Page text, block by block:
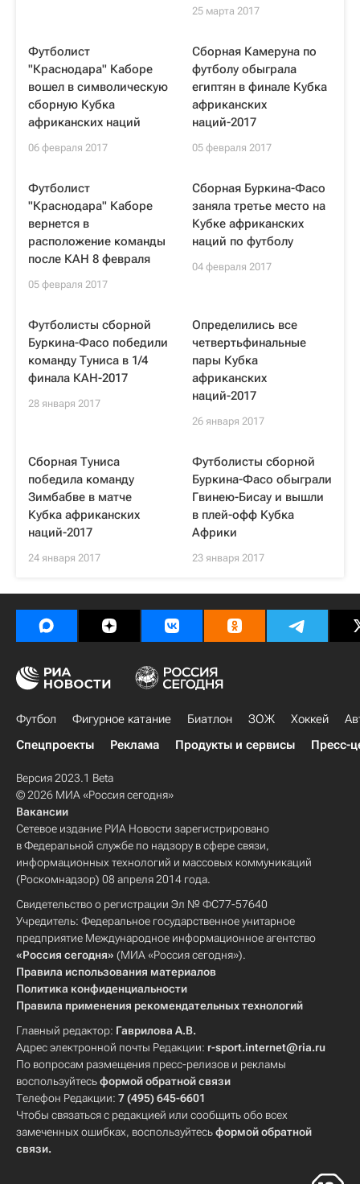
25 марта 2017
Футболист
"Краснодара" Каборе
вошел в символическую
сборную Кубка
африканских наций
06 февраля 2017
Сборная Камеруна по
футболу обыграла
египтян в финале Кубка
африканских
наций-2017
05 февраля 2017
Футболист
"Краснодара" Каборе
вернется в
расположение команды
после КАН 8 февраля
05 февраля 2017
Сборная Буркина-Фасо
заняла третье место на
Кубке африканских
наций по футболу
04 февраля 2017
Футболисты сборной
Буркина-Фасо победили
команду Туниса в 1/4
финала КАН-2017
28 января 2017
Определились все
четвертьфинальные
пары Кубка
африканских
наций-2017
26 января 2017
Сборная Туниса
победила команду
Зимбабве в матче
Кубка африканских
наций-2017
24 января 2017
Футболисты сборной
Буркина-Фасо обыграли
Гвинею-Бисау и вышли
в плей-офф Кубка
Африки
23 января 2017
Футбол Фигурное катание Биатлон ЗОЖ Хоккей
Спецпроекты
Реклама Продукты и сервисы Пресс-
Версия 2023.1 Beta
© 2026 МИА «Россия сегодня»
Вакансии
Сетевое издание РИА Новости зарегистрировано
в Федеральной службе по надзору в сфере связи,
информационных технологий и массовых коммуникаций
(Роскомнадзор) 08 апреля 2014 года.
Свидетельство о регистрации Эл № ФС77-57640
Учредитель: Федеральное государственное унитарное
предприятие Международное информационное агентство
«Россия сегодня» (МИА «Россия сегодня»).
Правила использования материалов
Политика конфиденциальности
Правила применения рекомендательных технологий
Главный редактор: Гаврилова А.В.
Адрес электронной почты Редакции: r-sport.internet@ria.ru
По вопросам размещения пресс-релизов и рекламы
воспользуйтесьформой обратной связи
Телефон Редакции: 7 (495) 645-6601
Чтобы связаться с редакцией или сообщить обо всех
замеченных ошибках, воспользуйтесьформой обратной
связи.